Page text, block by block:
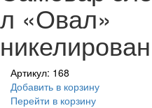
л «Овал»
Артикул: 168
Добавить в корзину
Перейти в корзину